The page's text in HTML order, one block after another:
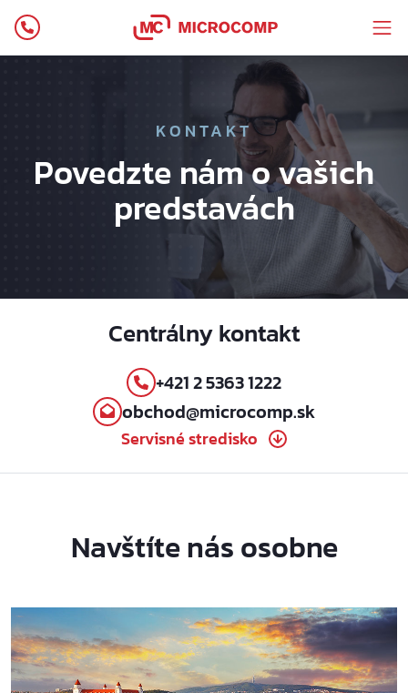
KONTAKT
Povedzte nám o vašich
predstavách
Centrálny kontakt
+421 2 5363 1222
obchod@microcomp.sk
Servisné stredisko
Navštíte nás osobne